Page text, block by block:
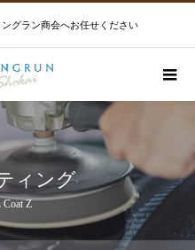
グラン商会へお任せください
ィング
Coat Z